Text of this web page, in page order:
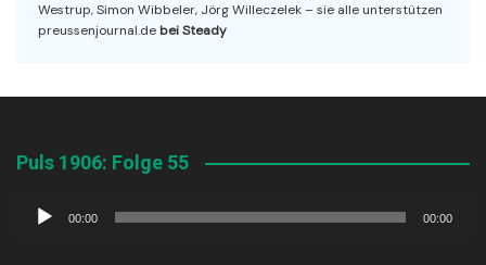
Westrup, Simon Wibbeler, Jörg Willeczelek – sie alle unterstützen
preussenjournal.de bei Steady
Puls 1906: Folge 55
Audio-
00:00 00:00